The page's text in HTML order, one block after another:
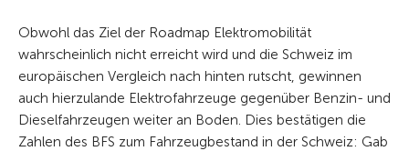
Obwohl das Ziel der Roadmap Elektromobilität
wahrscheinlich nicht erreicht wird und die Schweiz im
europäischen Vergleich nach hinten rutscht, gewinnen
auch hierzulande Elektrofahrzeuge gegenüber Benzin- und
Dieselfahrzeugen weiter an Boden. Dies bestätigen die
Zahlen des BFS zum Fahrzeugbestand in der Schweiz: Gab